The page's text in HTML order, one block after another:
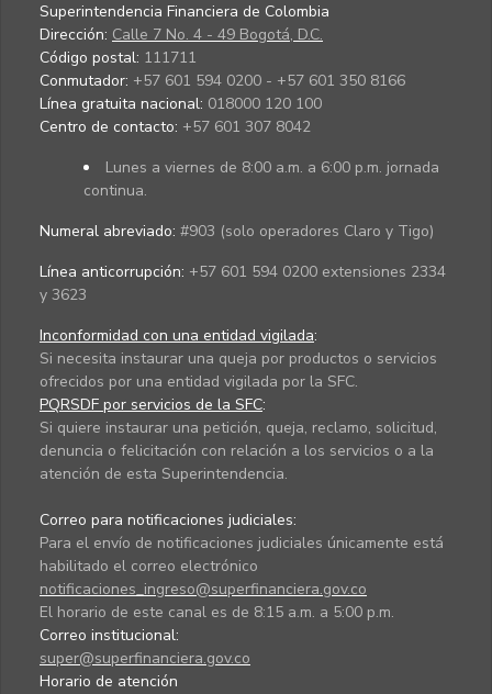
Superintendencia Financiera de Colombia
Dirección: Calle 7 No. 4 - 49 Bogotá, D.C.
Código postal: 111711
Conmutador: +57 601 594 0200 - +57 601 350 8166
Línea gratuita nacional: 018000 120 100
Centro de contacto: +57 601 307 8042
Lunes a viernes de 8:00 a.m. a 6:00 p.m. jornada
continua.
Numeral abreviado: #903 (solo operadores Claro y Tigo)
Línea anticorrupción: +57 601 594 0200 extensiones 2334
y 3623
Inconformidad con una entidad vigilada:
Si necesita instaurar una queja por productos o servicios
ofrecidos por una entidad vigilada por la SFC.
PQRSDF por servicios de la SFC:
Si quiere instaurar una petición, queja, reclamo, solicitud,
denuncia o felicitación con relación a los servicios o a la
atención de esta Superintendencia.
Correo para notificaciones judiciales:
Para el envío de notificaciones judiciales únicamente está
habilitado el correo electrónico
notificaciones_ingreso@superfinanciera.gov.co
El horario de este canal es de 8:15 a.m. a 5:00 p.m.
Correo institucional:
super@superfinanciera.gov.co
Horario de atención